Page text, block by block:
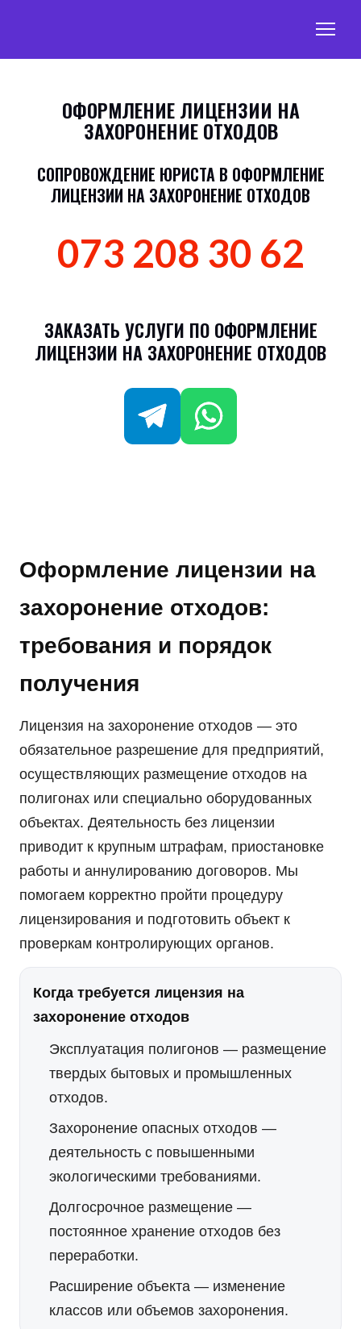
ОФОРМЛЕНИЕ ЛИЦЕНЗИИ НА
ЗАХОРОНЕНИЕ ОТХОДОВ
СОПРОВОЖДЕНИЕ ЮРИСТА В ОФОРМЛЕНИЕ
ЛИЦЕНЗИИ НА ЗАХОРОНЕНИЕ ОТХОДОВ
073 208 30 62
ЗАКАЗАТЬ УСЛУГИ ПО ОФОРМЛЕНИЕ
ЛИЦЕНЗИИ НА ЗАХОРОНЕНИЕ ОТХОДОВ
Оформление лицензии на
захоронение отходов:
требования и порядок
получения
Лицензия на захоронение отходов — это
обязательное разрешение для предприятий,
осуществляющих размещение отходов на
полигонах или специально оборудованных
объектах. Деятельность без лицензии
приводит к крупным штрафам, приостановке
работы и аннулированию договоров. Мы
помогаем корректно пройти процедуру
лицензирования и подготовить объект к
проверкам контролирующих органов.
Когда требуется лицензия на
захоронение отходов
Эксплуатация полигонов — размещение
твердых бытовых и промышленных
отходов.
Захоронение опасных отходов —
деятельность с повышенными
экологическими требованиями.
Долгосрочное размещение —
постоянное хранение отходов без
переработки.
Расширение объекта — изменение
классов или объемов захоронения.